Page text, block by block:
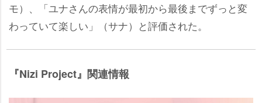
モ）、「ユナさんの表情が最初から最後までずっと変
わっていて楽しい」（サナ）と評価された。
『Nizi Project』関連情報